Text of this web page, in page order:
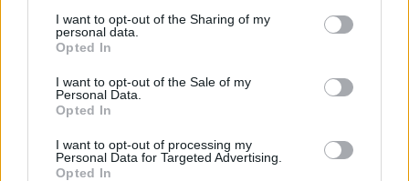
I want to opt-out of the Sharing of my
personal data.
Opted In
I want to opt-out of the Sale of my
Personal Data.
Opted In
I want to opt-out of processing my
Personal Data for Targeted Advertising.
Opted In
Az előfizetés a következőket tartalmazza:
Portfolio.hu teljes cikkarchívum
Kötéslisták: BÉT elmúlt 2 év napon belüli
kötéslistái
Előfizetés